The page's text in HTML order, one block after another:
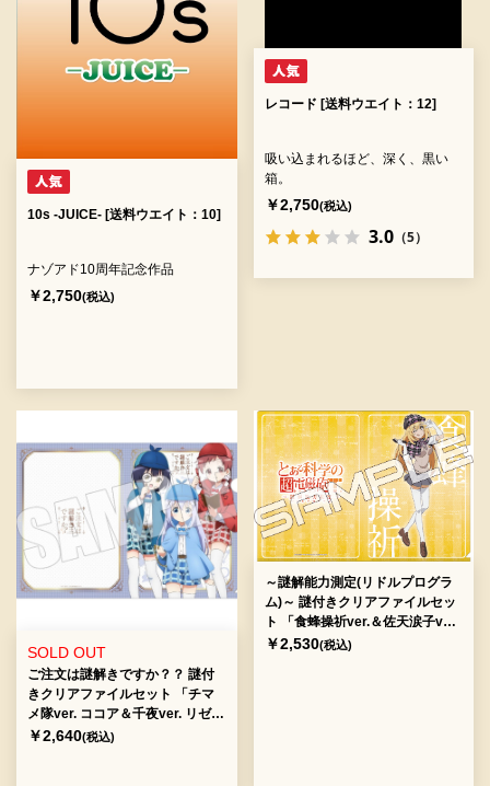
10s -JUICE- [送料ウエイト：10]
ナゾアド10周年記念作品
￥2,750(税込)
レコード [送料ウエイト：12]
吸い込まれるほど、深く、黒い
箱。
￥2,750(税込)
3.0（5）
SOLD OUT
ご注文は謎解きですか？？ 謎付
きクリアファイルセット 「チマ
メ隊ver. ココア＆千夜ver. リゼ＆
シャロver.」[送料ウエイト：6]
￥2,640(税込)
～謎解能力測定(リドルプログラ
ム)～ 謎付きクリアファイルセッ
ト 「食蜂操祈ver.＆佐天涙子ver.
」[送料ウエイト：4]
￥2,530(税込)